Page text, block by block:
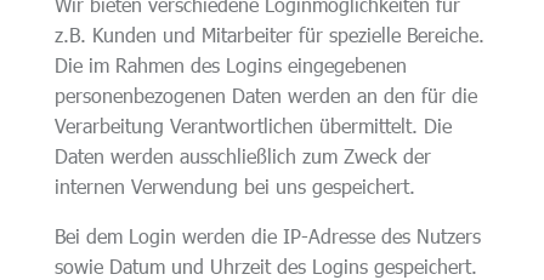
z.B. Kunden und Mitarbeiter für spezielle Bereiche.
Die im Rahmen des Logins eingegebenen
personenbezogenen Daten werden an den für die
Verarbeitung Verantwortlichen übermittelt. Die
Daten werden ausschließlich zum Zweck der
internen Verwendung bei uns gespeichert.
Bei dem Login werden die IP-Adresse des Nutzers
sowie Datum und Uhrzeit des Logins gespeichert.